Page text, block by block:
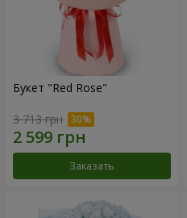
Букет "Red Rose"
3 713 грн
Заказать